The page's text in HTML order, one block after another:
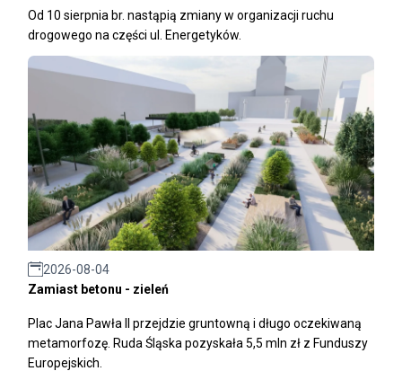
Od 10 sierpnia br. nastąpią zmiany w organizacji ruchu
drogowego na części ul. Energetyków.
2026-08-04
Zamiast betonu - zieleń
Plac Jana Pawła II przejdzie gruntowną i długo oczekiwaną
metamorfozę. Ruda Śląska pozyskała 5,5 mln zł z Funduszy
Europejskich.